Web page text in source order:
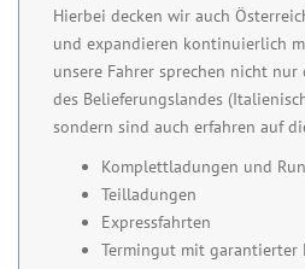
Hierbei decken wir auch
und expandieren kontinuierlich
unsere Fahrer sprechen nicht
des Belieferungslandes
sondern sind auch erfahren auf
Komplettladungen und
Teilladungen
Expressfahrten
Termingut mit garantierter